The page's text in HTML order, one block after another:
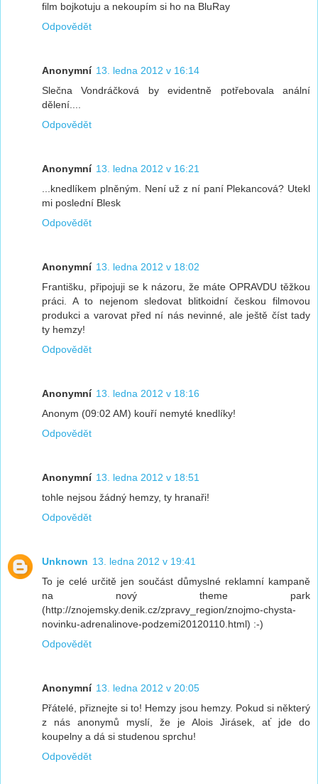
film bojkotuju a nekoupím si ho na BluRay
Odpovědět
Anonymní 13. ledna 2012 v 16:14
Slečna Vondráčková by evidentně potřebovala anální
dělení....
Odpovědět
Anonymní 13. ledna 2012 v 16:21
...knedlíkem plněným. Není už z ní paní Plekancová? Utekl
mi poslední Blesk
Odpovědět
Anonymní 13. ledna 2012 v 18:02
Františku, připojuji se k názoru, že máte OPRAVDU těžkou
práci. A to nejenom sledovat blitkoidní českou filmovou
produkci a varovat před ní nás nevinné, ale ještě číst tady
ty hemzy!
Odpovědět
Anonymní 13. ledna 2012 v 18:16
Anonym (09:02 AM) kouří nemyté knedlíky!
Odpovědět
Anonymní 13. ledna 2012 v 18:51
tohle nejsou žádný hemzy, ty hranaři!
Odpovědět
Unknown 13. ledna 2012 v 19:41
To je celé určitě jen součást důmyslné reklamní kampaně
na nový theme park
(http://znojemsky.denik.cz/zpravy_region/znojmo-chysta-
novinku-adrenalinove-podzemi20120110.html) :-)
Odpovědět
Anonymní 13. ledna 2012 v 20:05
Přátelé, přiznejte si to! Hemzy jsou hemzy. Pokud si některý
z nás anonymů myslí, že je Alois Jirásek, ať jde do
koupelny a dá si studenou sprchu!
Odpovědět